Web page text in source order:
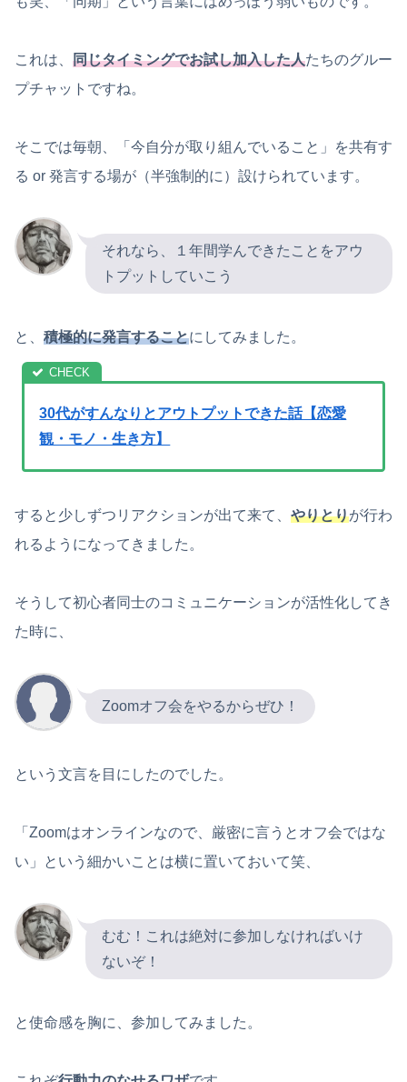
これは、 同じタイミングでお試し加入した人たちのグルー
プチャットですね。
そこでは毎朝、「今自分が取り組んでいること」を共有す
る or 発言する場が（半強制的に）設けられています。
それなら、１年間学んできたことをアウ
トプットしていこう
と、 積極的に発言することにしてみました。
30代がすんなりとアウトプットできた話【恋愛
観・モノ・生き方】
すると少しずつリアクションが出て来て、 やりとりが行わ
れるようになってきました。
そうして初心者同士のコミュニケーションが活性化してき
た時に、
Zoomオフ会をやるからぜひ！
という文言を目にしたのでした。
「Zoomはオンラインなので、厳密に言うとオフ会ではな
い」という細かいことは横に置いておいて笑、
むむ！これは絶対に参加しなければいけ
ないぞ！
と使命感を胸に、参加してみました。